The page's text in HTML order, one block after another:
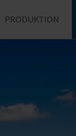
PRODUKTION